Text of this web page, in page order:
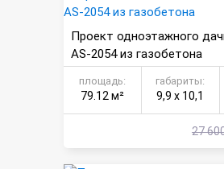
Проект одноэтажного
AS-2054 из газобетона
площадь:
79.12 м²
габариты:
9,9 х 10,1
27